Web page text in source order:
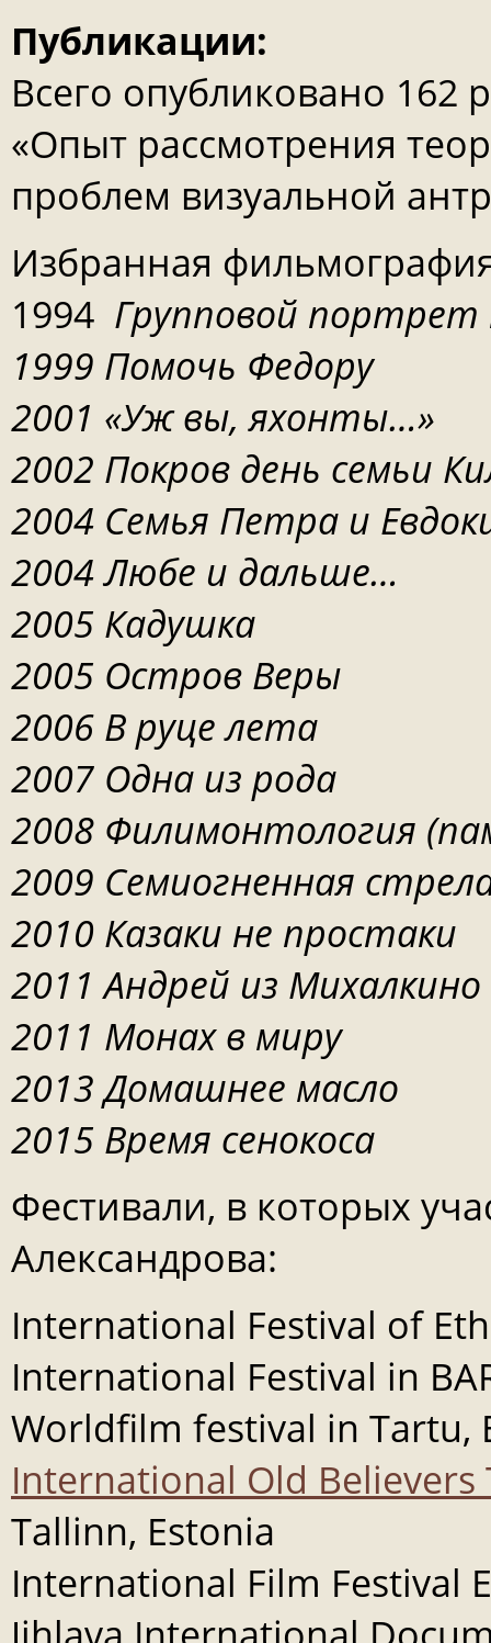
Публикации:
Всего опубликовано 162
«Опыт рассмотрения
проблем визуальной
Избранная
1994 Групповой
1999 Помочь Федору
2001 «Уж вы, яхонты…»
2002 Покров день семьи
2004 Семья Петра и
2004 Любе и дальше…
2005 Кадушка
2005 Остров Веры
2006 В руце лета
2007 Одна из рода
2008 Филимонтология
2009 Семиогненная
2010 Казаки не простаки
2011 Андрей из Михалкино
2011 Монах в миру
2013 Домашнее масло
2015 Время сенокоса
Фестивали, в которых
Александрова:
International Festival of
International Festival in
Worldfilm festival in Tartu,
International Old
Tallinn, Estonia
International Film Festival